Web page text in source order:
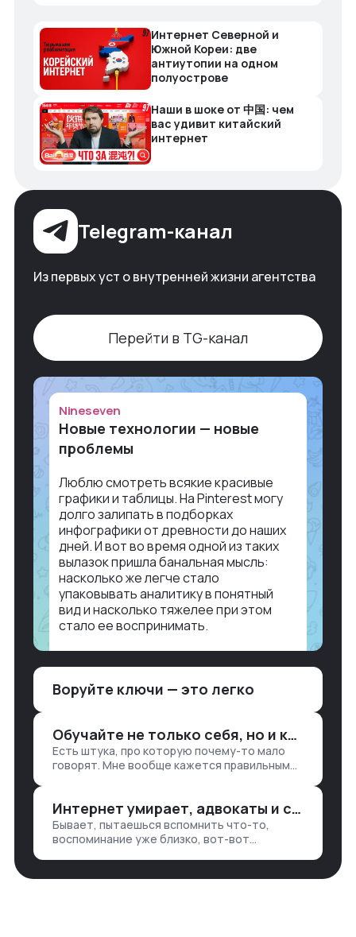
Интернет Северной и
Южной Кореи: две
антиутопии на одном
полуострове
Наши в шоке от 中国: чем
вас удивит китайский
интернет
Telegram-канал
Из первых уст о внутренней жизни агентства
Перейти в TG-канал
Nineseven
Новые технологии — новые
проблемы
Люблю смотреть всякие красивые
графики и таблицы. На Pinterest могу
долго залипать в подборках
инфографики от древности до наших
дней. И вот во время одной из таких
вылазок пришла банальная мысль:
насколько же легче стало
упаковывать аналитику в понятный
вид и насколько тяжелее при этом
стало ее воспринимать.
аналитикой лет 15 назад, нужно было:
продажи, заявки, прогресс по проекту
— все ручками
Воруйте ключи — это легко
Обучайте не только себя, но и клиентов
Есть штука, про которую почему-то мало
говорят. Мне вообще кажется правильным
хватаешь у клиента: е…
Интернет умирает, адвокаты и судьи в растерянности, а я хочу песню
Бывает, пытаешься вспомнить что-то,
воспоминание уже близко, вот-вот
неделями, если сильно не повезе…